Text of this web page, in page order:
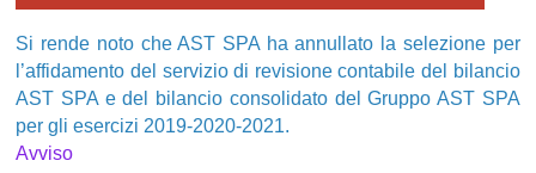
Si rende noto che AST SPA ha annullato la selezione per
l’affidamento del servizio di revisione contabile del bilancio
AST SPA e del bilancio consolidato del Gruppo AST SPA
per gli esercizi 2019-2020-2021.
Avviso